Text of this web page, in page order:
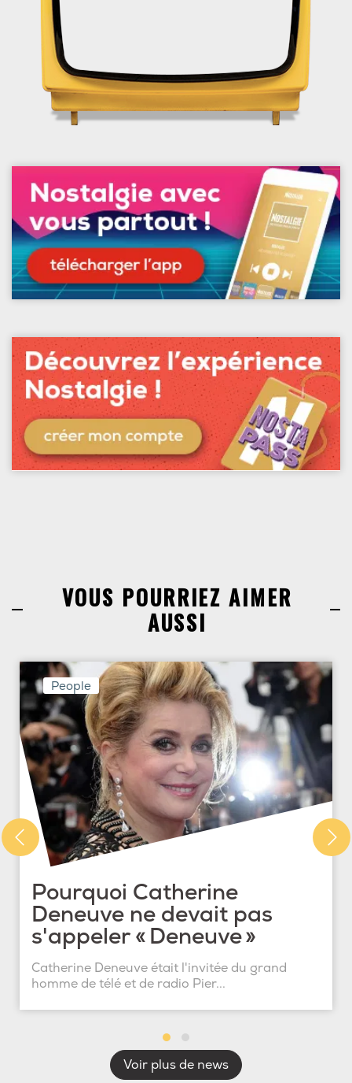
VOUS POURRIEZ AIMER
AUSSI
People
Pourquoi Catherine
Deneuve ne devait pas
s'appeler « Deneuve »
Catherine Deneuve était l'invitée du grand
homme de télé et de radio Pier...
Voir plus de news